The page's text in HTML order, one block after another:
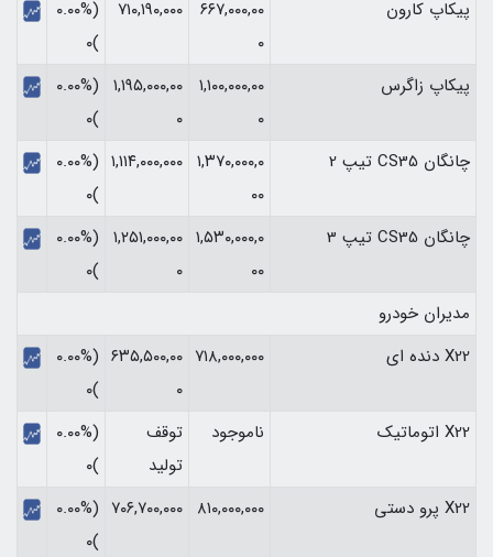
پیکاپ کارون
۶۶۷,۰۰۰,۰۰
۰
۷۱۰,۱۹۰,۰۰۰
(۰.۰۰%
)۰
پیکاپ زاگرس
۱,۱۰۰,۰۰۰,۰۰
۰
۱,۱۹۵,۰۰۰,۰۰
۰
(۰.۰۰%
)۰
چانگان CS35 تیپ 2
۱,۳۷۰,۰۰۰,۰
۰۰
۱,۱۱۴,۰۰۰,۰۰۰
(۰.۰۰%
)۰
چانگان CS35 تیپ 3
۱,۵۳۰,۰۰۰,۰
۰۰
۱,۲۵۱,۰۰۰,۰۰
۰
(۰.۰۰%
)۰
مدیران خودرو
X22 دنده ای
۷۱۸,۰۰۰,۰۰۰ ۶۳۵,۵۰۰,۰۰
۰
(۰.۰۰%
)۰
X22 اتوماتیک
ناموجود
توقف
تولید
(۰.۰۰%
)۰
X22 پرو دستی
۸۱۰,۰۰۰,۰۰۰ ۷۰۶,۷۰۰,۰۰۰
(۰.۰۰%
)۰